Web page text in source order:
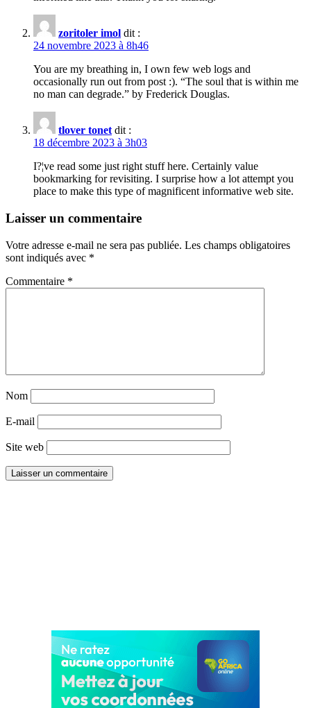
zoritoler imol dit :
24 novembre 2023 à 8h46
You are my breathing in, I own few web logs and
occasionally run out from post :). “The soul that is within me
no man can degrade.” by Frederick Douglas.
tlover tonet dit :
18 décembre 2023 à 3h03
I?¦ve read some just right stuff here. Certainly value
bookmarking for revisiting. I surprise how a lot attempt you
place to make this type of magnificent informative web site.
Laisser un commentaire
Votre adresse e-mail ne sera pas publiée. Les champs obligatoires
sont indiqués avec *
Commentaire *
Nom
E-mail
Site web